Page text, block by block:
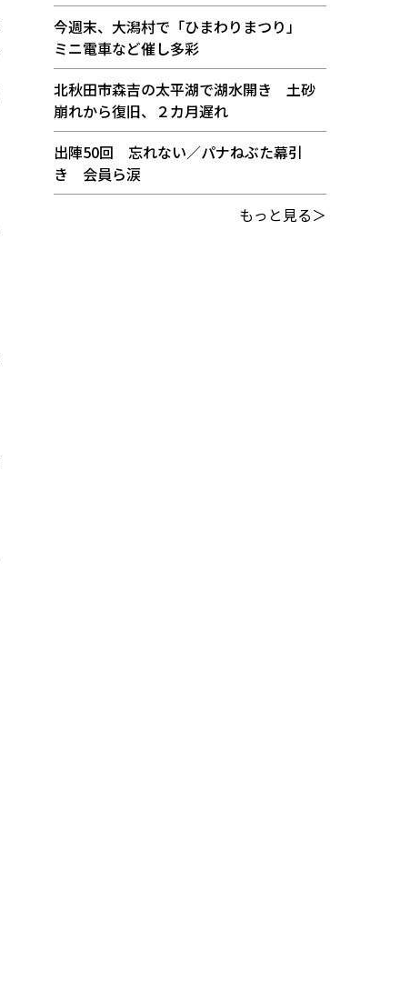
今週末、大潟村で「ひまわりまつり」
ミニ電車など催し多彩
北秋田市森吉の太平湖で湖水開き 土砂
崩れから復旧、２カ月遅れ
出陣50回 忘れない／パナねぶた幕引
き 会員ら涙
もっと見る＞